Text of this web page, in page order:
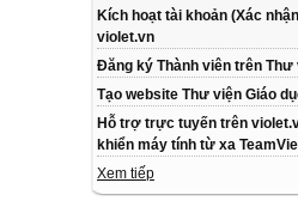
Kích hoạt tài khoản (Xác
violet.vn
Đăng ký Thành viên trên Thư
Tạo website Thư viện Giáo
Hỗ trợ trực tuyến trên
khiển máy tính từ xa
Xem tiếp